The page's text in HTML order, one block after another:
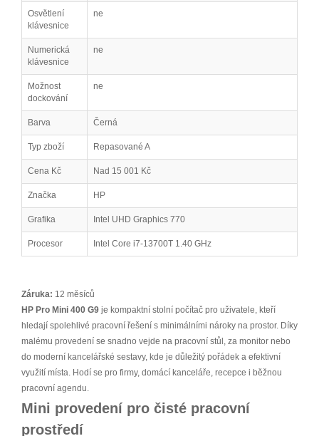
Osvětlení
klávesnice
ne
Numerická
klávesnice
ne
Možnost
dockování
ne
Barva Černá
Typ zboží Repasované A
Cena Kč Nad 15 001 Kč
Značka HP
Grafika Intel UHD Graphics 770
Procesor Intel Core i7-13700T 1.40 GHz
Záruka: 12 měsíců
HP Pro Mini 400 G9 je kompaktní stolní počítač pro uživatele, kteří
hledají spolehlivé pracovní řešení s minimálními nároky na prostor. Díky
malému provedení se snadno vejde na pracovní stůl, za monitor nebo
do moderní kancelářské sestavy, kde je důležitý pořádek a efektivní
využití místa. Hodí se pro firmy, domácí kanceláře, recepce i běžnou
pracovní agendu.
Mini provedení pro čisté pracovní
prostředí